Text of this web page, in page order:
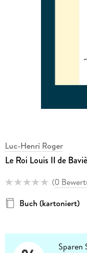
Luc-Henri Roger
Le Roi Louis II de
(0
Buch (kartoniert)
Sparen